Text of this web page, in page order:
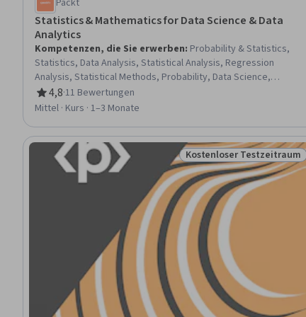
Packt
Statistics & Mathematics for Data Science & Data
Analytics
Kompetenzen, die Sie erwerben: Probability & Statistics,
Statistics, Data Analysis, Statistical Analysis, Regression
Analysis, Statistical Methods, Probability, Data Science,
Statistical Modeling, Data-Driven Decision-Making, Bayesian
Statistics, Classification And Regression Tree (CART),
Distribution, Predictive Analytics, Applied Machine Learning,
Correlation Analysis, Predictive Modeling, Data Preprocessing
4,8
Bewertung, 4,8 von 5 Sternen
·11 Bewertungen
Mittel · Kurs · 1–3 Monate
Status: Kostenloser
Kostenloser Testzeitraum